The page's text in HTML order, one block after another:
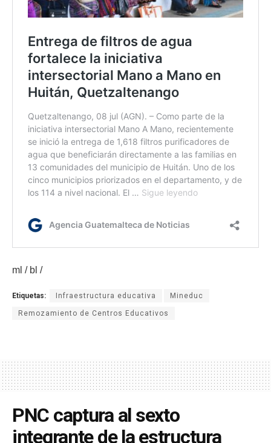
ml / bl /
Etiquetas: Infraestructura educativa Mineduc
Remozamiento de Centros Educativos
PNC captura al sexto
integrante de la estructura